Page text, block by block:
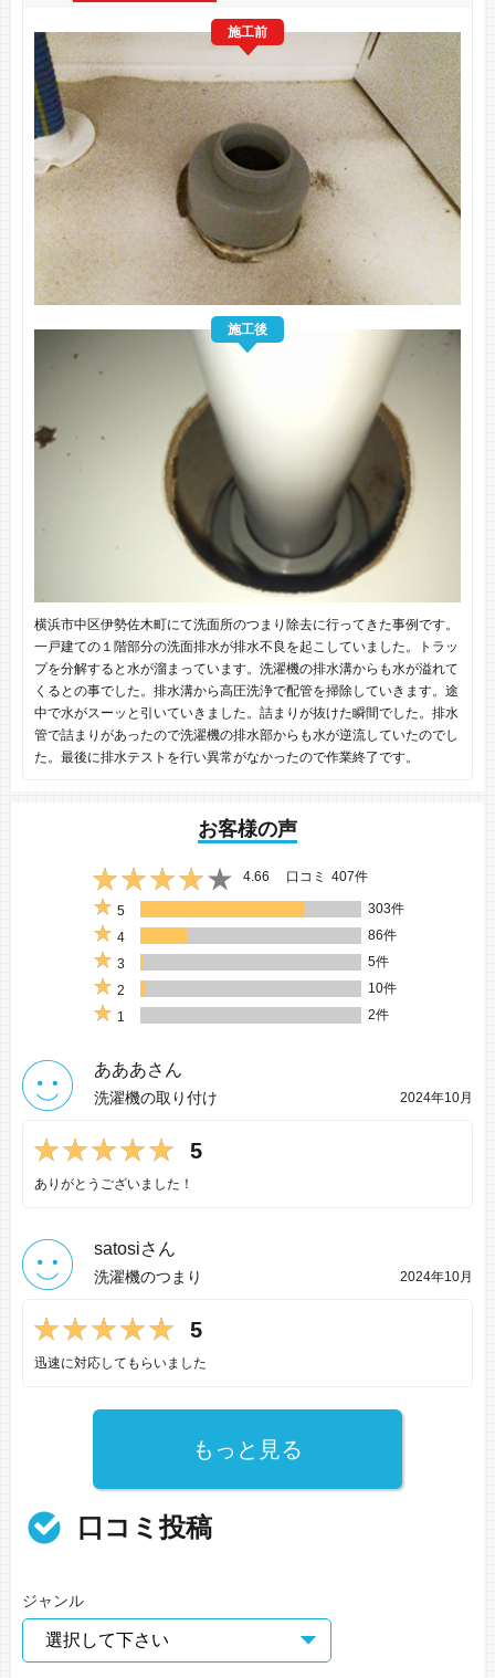
施工前
施工後
横浜市中区伊勢佐木町にて洗面所のつまり除去に行ってきた事例です。
一戸建ての１階部分の洗面排水が排水不良を起こしていました。トラッ
プを分解すると水が溜まっています。洗濯機の排水溝からも水が溢れて
くるとの事でした。排水溝から高圧洗浄で配管を掃除していきます。途
中で水がスーッと引いていきました。詰まりが抜けた瞬間でした。排水
管で詰まりがあったので洗濯機の排水部からも水が逆流していたのでし
た。最後に排水テストを行い異常がなかったので作業終了です。
お客様の声
4.66 口コミ 407件
5
303件
4
86件
3
5件
2
10件
1
2件
あああさん
洗濯機の取り付け 2024年10月
5
ありがとうございました！
satosiさん
洗濯機のつまり 2024年10月
5
迅速に対応してもらいました
もっと見る
口コミ投稿
ジャンル